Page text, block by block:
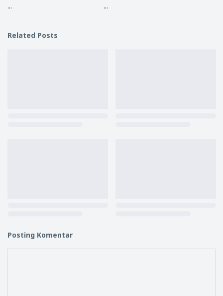
... ...
Related Posts
Posting Komentar